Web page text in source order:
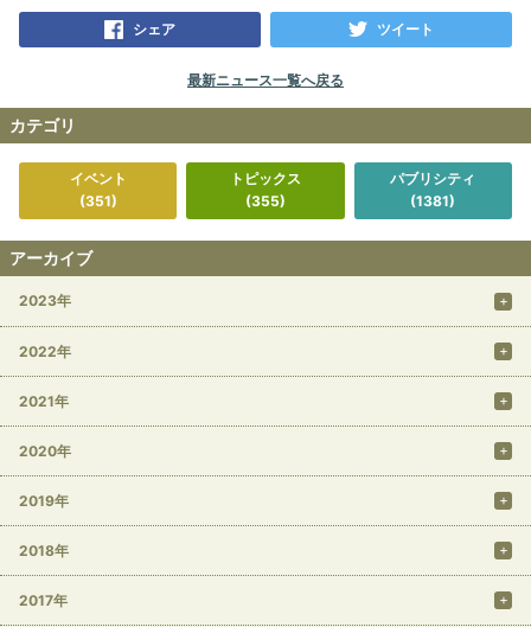
シェア ツイート
最新ニュース一覧へ戻る
カテゴリ
イベント
(351)
トピックス
(355)
パブリシティ
(1381)
アーカイブ
2023年
2022年
2021年
2020年
2019年
2018年
2017年